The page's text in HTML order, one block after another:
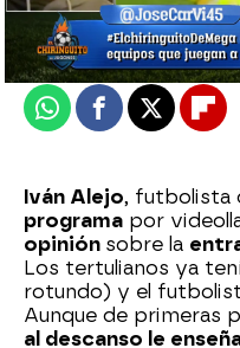
Actualizado:20 de
Publicado:20 de
WhatsappFacebook
X
Iván Alejo, futbolista
programa por
opinión sobre la
Los tertulianos ya
rotundo) y el
Aunque de primeras
al descanso le